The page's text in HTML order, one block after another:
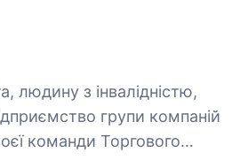
людину з інвалідністю,
команди Торгового